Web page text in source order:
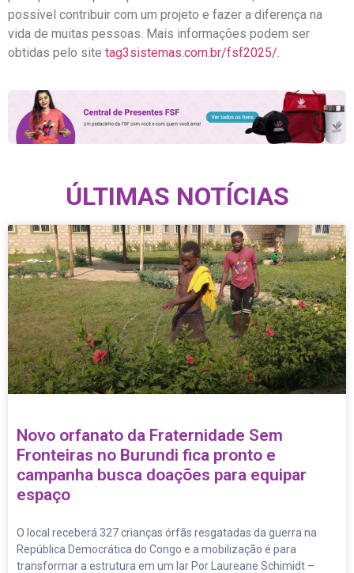
possível contribuir com um projeto e fazer a diferença na
vida de muitas pessoas. Mais informações podem ser
obtidas pelo site tag3sistemas.com.br/fsf2025/.
ÚLTIMAS NOTÍCIAS
Novo orfanato da Fraternidade Sem
Fronteiras no Burundi fica pronto e
campanha busca doações para equipar
espaço
O local receberá 327 crianças órfãs resgatadas da guerra na
República Democrática do Congo e a mobilização é para
transformar a estrutura em um lar Por Laureane Schimidt –